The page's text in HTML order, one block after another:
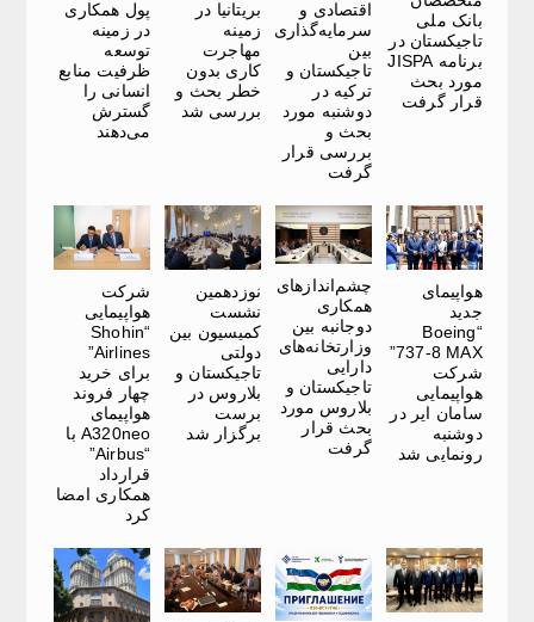
بانک ملی
تاجیکستان در
برنامه JISPA
مورد بحث
قرار گرفت
اقتصادی و
سرمایه‌گذاری
بین
تاجیکستان و
ترکیه در
دوشنبه مورد
بحث و
بررسی قرار
گرفت
بریتانیا در
زمینه
مهاجرت
کاری بدون
خطر بحث و
بررسی شد
پول همکاری
در زمینه
توسعه
ظرفیت منابع
انسانی را
گسترش
می‌دهند
هواپیمای
جدید
“Boeing
737-8 MAX”
شرکت
هواپیمایی
سامان ایر در
دوشنبه
رونمایی شد
چشم‌اندازهای
همکاری
دوجانبه بین
وزارتخانه‌های
دارایی
تاجیکستان و
بلاروس مورد
بحث قرار
گرفت
نوزدهمین
نشست
کمیسیون بین
دولتی
تاجیکستان و
بلاروس در
برست
برگزار شد
شرکت
هواپیمایی
“Shohin
Airlines”
برای خرید
چهار فروند
هواپیمای
A320neo با
“Airbus”
قرارداد
همکاری امضا
کرد